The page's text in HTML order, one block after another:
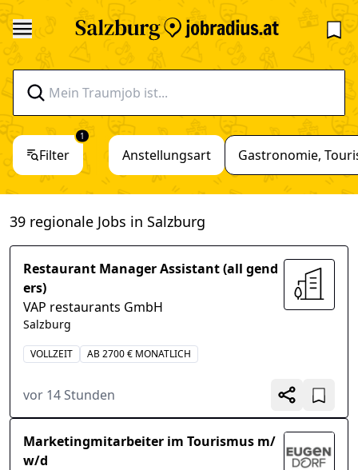
Filter
1
Anstellungsart Gastronomie,
39 regionale Jobs in Salzburg
Restaurant Manager Assistant (all gend
ers)
VAP restaurants GmbH
Salzburg
VOLLZEIT AB 2700 € MONATLICH
vor 14 Stunden
Marketingmitarbeiter im Tourismus m/
w/d